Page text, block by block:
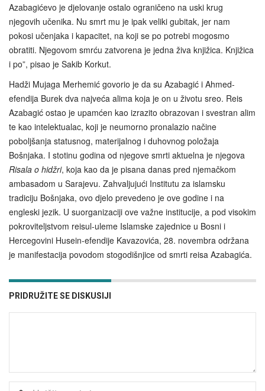
Azabagićevo je djelovanje ostalo ograničeno na uski krug
njegovih učenika. Nu smrt mu je ipak veliki gubitak, jer nam
pokosi učenjaka i kapacitet, na koji se po potrebi mogosmo
obratiti. Njegovom smrću zatvorena je jedna živa knjižica. Knjižica
i po”, pisao je Sakib Korkut.
Hadži Mujaga Merhemić govorio je da su Azabagić i Ahmed-
efendija Burek dva najveća alima koja je on u životu sreo. Reis
Azabagić ostao je upamćen kao izrazito obrazovan i svestran alim
te kao intelektualac, koji je neumorno pronalazio načine
poboljšanja statusnog, materijalnog i duhovnog položaja
Bošnjaka. I stotinu godina od njegove smrti aktuelna je njegova
Risala o hidžri, koja kao da je pisana danas pred njemačkom
ambasadom u Sarajevu. Zahvaljujući Institutu za islamsku
tradiciju Bošnjaka, ovo djelo prevedeno je ove godine i na
engleski jezik. U suorganizaciji ove važne institucije, a pod visokim
pokroviteljstvom reisul-uleme Islamske zajednice u Bosni i
Hercegovini Husein-efendije Kavazovića, 28. novembra održana
je manifestacija povodom stogodišnjice od smrti reisa Azabagića.
PRIDRUŽITE SE DISKUSIJI